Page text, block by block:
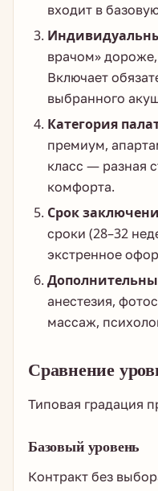
входит в
врачом»
Включает
выбранного
Категория
премиум,
класс — разная
комфорта.
Срок
сроки (28–32
экстренное
анестезия,
массаж,
Сравнение
Типовая градация
Базовый уровень
Контракт без